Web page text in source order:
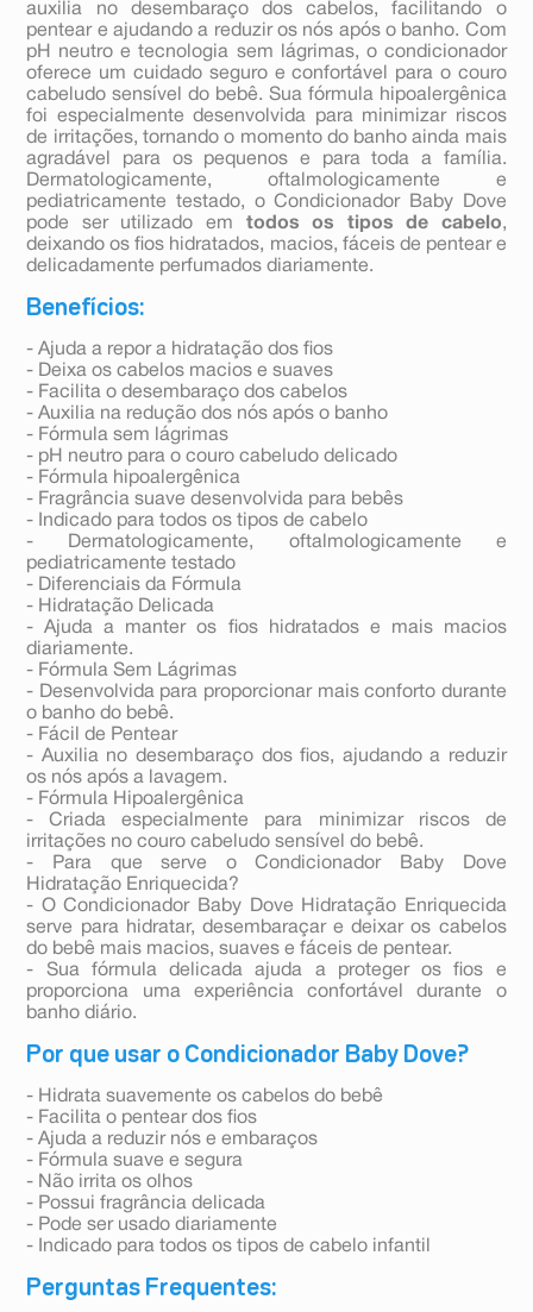
auxilia no desembaraço dos cabelos, facilitando o
pentear e ajudando a reduzir os nós após o banho. Com
pH neutro e tecnologia sem lágrimas, o condicionador
oferece um cuidado seguro e confortável para o couro
cabeludo sensível do bebê. Sua fórmula hipoalergênica
foi especialmente desenvolvida para minimizar riscos
de irritações, tornando o momento do banho ainda mais
agradável para os pequenos e para toda a família.
Dermatologicamente, oftalmologicamente e
pediatricamente testado, o Condicionador Baby Dove
pode ser utilizado em todos os tipos de cabelo,
deixando os fios hidratados, macios, fáceis de pentear e
delicadamente perfumados diariamente.
Benefícios:
- Ajuda a repor a hidratação dos fios
- Deixa os cabelos macios e suaves
- Facilita o desembaraço dos cabelos
- Auxilia na redução dos nós após o banho
- Fórmula sem lágrimas
- pH neutro para o couro cabeludo delicado
- Fórmula hipoalergênica
- Fragrância suave desenvolvida para bebês
- Indicado para todos os tipos de cabelo
- Dermatologicamente, oftalmologicamente e
pediatricamente testado
- Diferenciais da Fórmula
- Hidratação Delicada
- Ajuda a manter os fios hidratados e mais macios
diariamente.
- Fórmula Sem Lágrimas
- Desenvolvida para proporcionar mais conforto durante
o banho do bebê.
- Fácil de Pentear
- Auxilia no desembaraço dos fios, ajudando a reduzir
os nós após a lavagem.
- Fórmula Hipoalergênica
- Criada especialmente para minimizar riscos de
irritações no couro cabeludo sensível do bebê.
- Para que serve o Condicionador Baby Dove
Hidratação Enriquecida?
- O Condicionador Baby Dove Hidratação Enriquecida
serve para hidratar, desembaraçar e deixar os cabelos
do bebê mais macios, suaves e fáceis de pentear.
- Sua fórmula delicada ajuda a proteger os fios e
proporciona uma experiência confortável durante o
banho diário.
Por que usar o Condicionador Baby Dove?
- Hidrata suavemente os cabelos do bebê
- Facilita o pentear dos fios
- Ajuda a reduzir nós e embaraços
- Fórmula suave e segura
- Não irrita os olhos
- Possui fragrância delicada
- Pode ser usado diariamente
- Indicado para todos os tipos de cabelo infantil
Perguntas Frequentes: